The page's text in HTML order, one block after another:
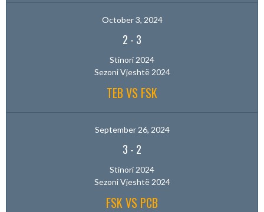
October 3, 2024
2 - 3
Stinori 2024
Sezoni Vjeshtë 2024
TEB VS FSK
September 26, 2024
3 - 2
Stinori 2024
Sezoni Vjeshtë 2024
FSK VS PCB